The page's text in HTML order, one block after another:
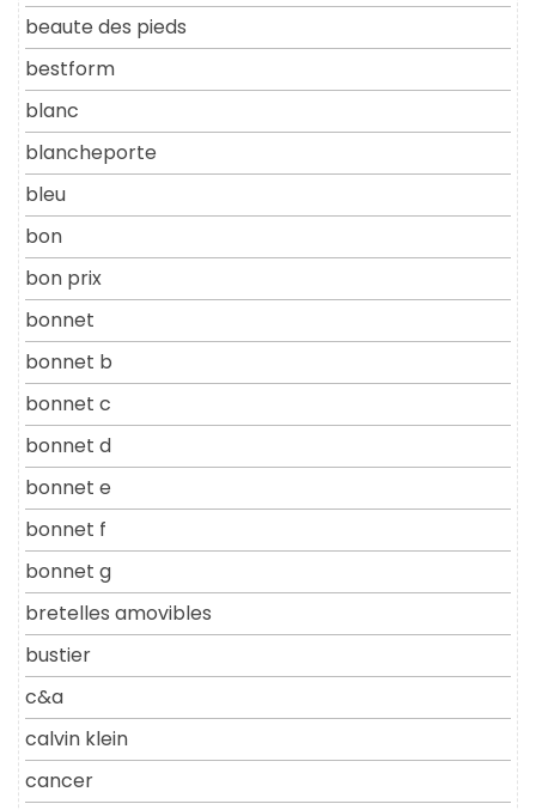
beaute des pieds
bestform
blanc
blancheporte
bleu
bon
bon prix
bonnet
bonnet b
bonnet c
bonnet d
bonnet e
bonnet f
bonnet g
bretelles amovibles
bustier
c&a
calvin klein
cancer